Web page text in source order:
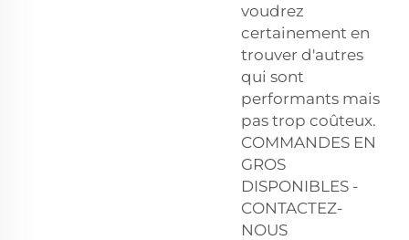
voudrez
certainement en
trouver d'autres
qui sont
performants mais
pas trop coûteux.
COMMANDES EN
GROS
DISPONIBLES -
CONTACTEZ-
NOUS